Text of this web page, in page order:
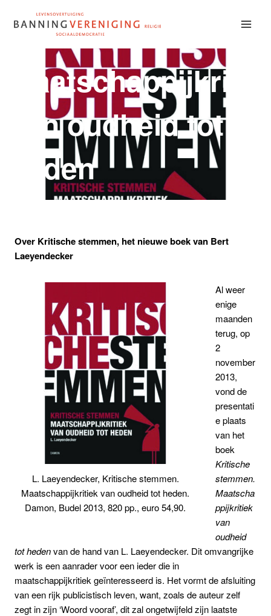
naar
van oudheid tot
heden
Over Kritische stemmen, het nieuwe boek van Bert
Laeyendecker
L. Laeyendecker, Kritische stemmen.
Maatschappijkritiek van oudheid tot heden.
Damon, Budel 2013, 820 pp., euro 54,90.
Al weer
enige
maanden
terug, op
2
november
2013,
vond de
presentati
e plaats
van het
boek
Kritische
stemmen.
Maatscha
ppijkritiek
van
oudheid
tot hedenvan de hand van L. Laeyendecker. Dit omvangrijke
werk is een aanrader voor een ieder die in
maatschappijkritiek geïnteresseerd is. Het vormt de afsluiting
van een rijk publicistisch leven, want, zoals de auteur zelf
zegt in zijn ‘Woord vooraf’, dit zal ongetwijfeld zijn laatste